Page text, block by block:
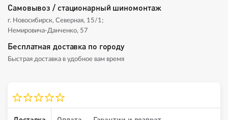
Самовывоз / стационарный шиномонтаж
г. Новосибирск, Северная, 15/1;
Немировича-Данченко, 57
Бесплатная доставка по городу
Быстрая доставка в удобное вам время